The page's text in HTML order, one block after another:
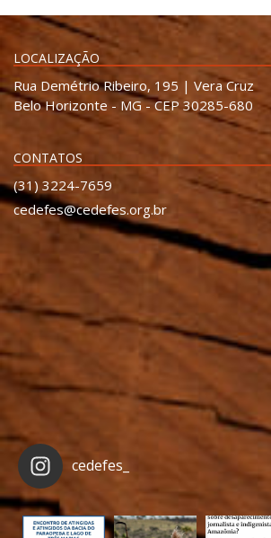
LOCALIZAÇÃO
Rua Demétrio Ribeiro, 195 | Vera Cruz
Belo Horizonte - MG - CEP 30285-680
CONTATOS
(31) 3224-7659
cedefes@cedefes.org.br
cedefes_